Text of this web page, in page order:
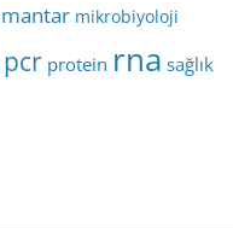
mantar mikrobiyoloji
pcr protein rna sağlık